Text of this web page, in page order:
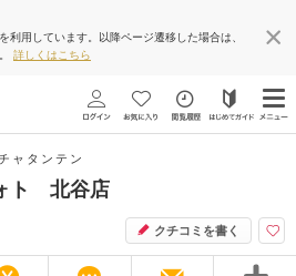
利用しています。以降ページ遷移した場合は、
詳しくはこちら
ャタンテン
ト 北谷店
クチコミを書く